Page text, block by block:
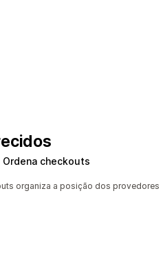
Ordena checkouts
organiza a posição dos provedores